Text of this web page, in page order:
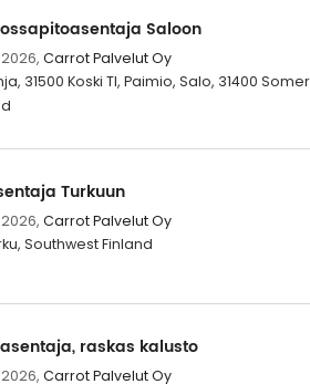
Saloon
Carrot Palvelut Oy
31500 Koski Tl, Paimio, Salo, 31400
Turkuun
Carrot Palvelut Oy
Southwest Finland
raskas kalusto
Carrot Palvelut Oy